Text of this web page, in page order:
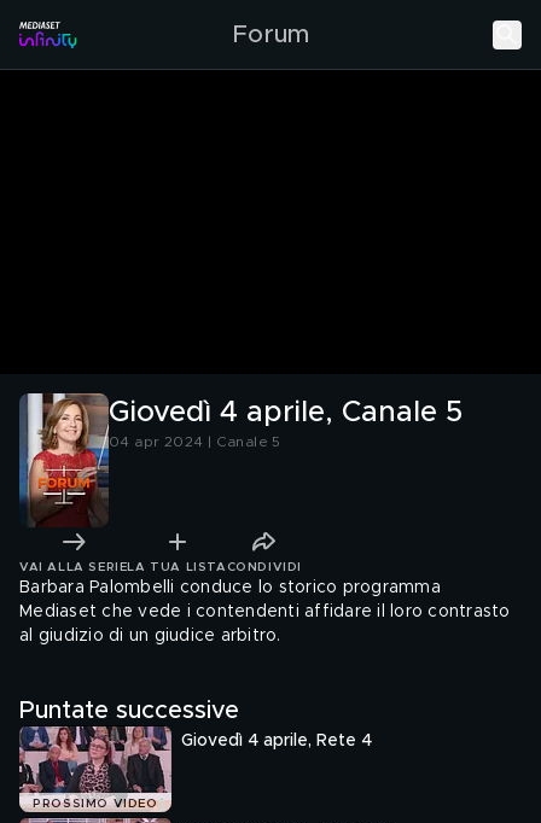
Forum
Giovedì 4 aprile, Canale 5
04 apr 2024 | Canale 5
VAI ALLA SERIE LA TUA LISTA CONDIVIDI
Barbara Palombelli conduce lo storico programma
Mediaset che vede i contendenti affidare il loro contrasto
al giudizio di un giudice arbitro.
Puntate successive
PROSSIMO VIDEO
Giovedì 4 aprile, Rete 4